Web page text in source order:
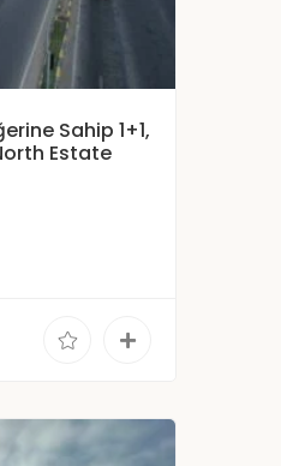
Sahip 1+1,
Estate